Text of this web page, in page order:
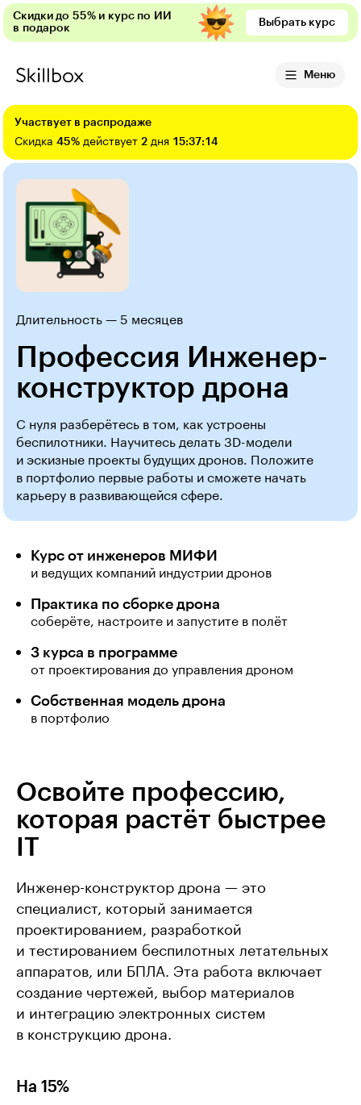
Скидки до 55% и курс по ИИ
в подарок
Выбрать курс
Меню
Участвует в распродаже
Скидка 45% действует 2 дня 15:37:13
Длительность — 5 месяцев
Профессия Инженер-
конструктор дрона
С нуля разберётесь в том, как устроены
беспилотники. Научитесь делать 3D-модели
и эскизные проекты будущих дронов. Положите
в портфолио первые работы и сможете начать
карьеру в развивающейся сфере.
Курс от инженеров МИФИ
и ведущих компаний индустрии дронов
Практика по сборке дрона
соберёте, настроите и запустите в полёт
3 курса в программе
от проектирования до управления дроном
Собственная модель дрона
в портфолио
Освойте профессию,
которая растёт быстрее
IT
Инженер-конструктор дрона — это
специалист, который занимается
проектированием, разработкой
и тестированием беспилотных летательных
аппаратов, или БПЛА. Эта работа включает
создание чертежей, выбор материалов
и интеграцию электронных систем
в конструкцию дрона.
На 15%